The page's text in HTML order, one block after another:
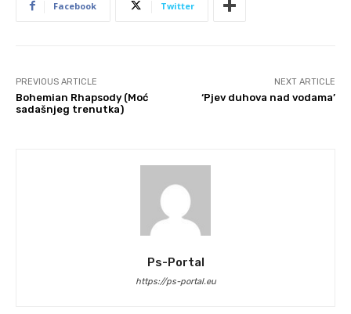
Facebook Twitter
PREVIOUS ARTICLE
Bohemian Rhapsody (Moć
sadašnjeg trenutka)
NEXT ARTICLE
‘Pjev duhova nad vodama’
Ps-Portal
https://ps-portal.eu